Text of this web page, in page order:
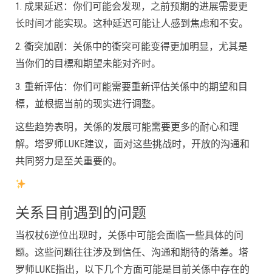
1. 成果延迟：你们可能会发现，之前预期的进展需要更
长时间才能实现。这种延迟可能让人感到焦虑和不安。
2. 衝突加剧：关係中的衝突可能变得更加明显，尤其是
当你们的目標和期望未能对齐时。
3. 重新评估：你们可能需要重新评估关係中的期望和目
標，並根据当前的现实进行调整。
这些趋势表明，关係的发展可能需要更多的耐心和理
解。塔罗师LUKE建议，面对这些挑战时，开放的沟通和
共同努力是至关重要的。
关系目前遇到的问题
当权杖6逆位出现时，关係中可能会面临一些具体的问
题。这些问题往往涉及到信任、沟通和期待的落差。塔
罗师LUKE指出，以下几个方面可能是目前关係中存在的